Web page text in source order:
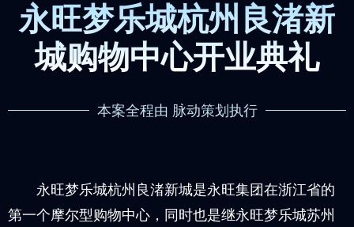
永旺梦乐城杭州良渚新
城购物中心开业典礼
本案全程由 脉动策划执行
永旺梦乐城杭州良渚新城是永旺集团在浙江省的
第一个摩尔型购物中心，同时也是继永旺梦乐城苏州